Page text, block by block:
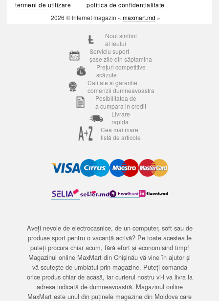
termeni de utilizare
politica de confidențialitate
2026 © Internet magazin « maxmart.md »
Noul simbol
al leului
Serviciu suport
șase zile din săptamina
Prețuri competitive
scăzute
Calitate si garantie
comenzii dumneavoastra
Posibilitatea de
a cumpara in credit
Livrare
rapida
Cea mai mare
listă de articole
Aveți nevoie de electrocasnice, de un computer, soft sau de
produse sport pentru o vacanță activă? Pe toate acestea le
puteți procura chiar acum, fără efort și economisind timp!
Magazinul online MaxMart din Chișinău vă vine în ajutor și
vă scutește de umblatul prin magazine. Puteți comanda
orice produs chiar de acasă, iar curierul nostru vi-l va livra la
adresa indicată de dumneavoastră. Magazinul online
MaxMart este unul din puținele magazine din Moldova care